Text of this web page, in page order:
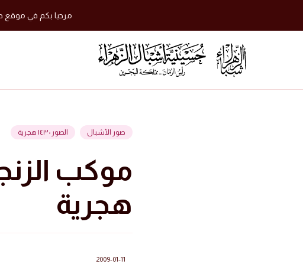
مرحبا بكم في موقع
صور الأشبال الصور ١٤٣٠ هجرية
هجرية
2009-01-11